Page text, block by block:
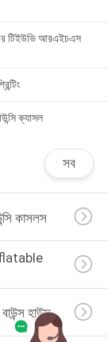
টিইউভি আরএইচএস
ক্যাসল
সব
কাসলস
হাউস